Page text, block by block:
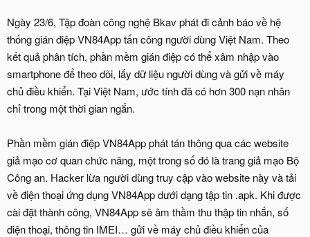
Ngày 23/6, Tập đoàn công nghệ Bkav phát đi cảnh báo về hệ
thống gián điệp VN84App tấn công người dùng Việt Nam. Theo
kết quả phân tích, phần mềm gián điệp có thể xâm nhập vào
smartphone để theo dõi, lấy dữ liệu người dùng và gửi về máy
chủ điều khiển. Tại Việt Nam, ước tính đã có hơn 300 nạn nhân
chỉ trong một thời gian ngắn.
Phần mềm gián điệp VN84App phát tán thông qua các website
giả mạo cơ quan chức năng, một trong số đó là trang giả mạo Bộ
Công an. Hacker lừa người dùng truy cập vào website này và tải
về điện thoại ứng dụng VN84App dưới dạng tập tin .apk. Khi được
cài đặt thành công, VN84App sẽ âm thầm thu thập tin nhắn, số
điện thoại, thông tin IMEI… gửi về máy chủ điều khiển của